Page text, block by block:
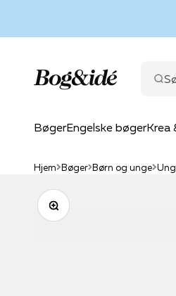
BøgerEngelske bøgerKrea
Bog & idé
Hjem Bøger Børn og unge
Zoom